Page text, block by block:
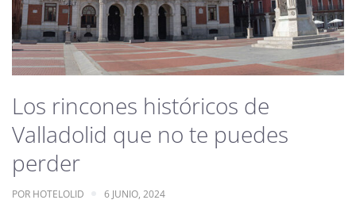
Los rincones históricos de
Valladolid que no te puedes
perder
POR HOTELOLID 6 JUNIO, 2024